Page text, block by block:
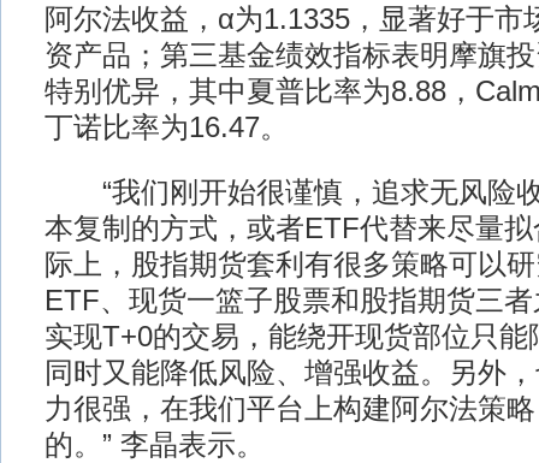
阿尔法收益，α为1.1335，显著好于市
资产品；第三基金绩效指标表明摩旗
特别优异，其中夏普比率为8.88，
丁诺比率为16.47。
“我们刚开始很谨慎，追求无风险
本复制的方式，或者ETF代替来尽量
际上，股指期货套利有很多策略可以
ETF、现货一篮子股票和股指期货三
实现T+0的交易，能绕开现货部位只能
同时又能降低风险、增强收益。另外
力很强，在我们平台上构建阿尔法策
的。” 李晶表示。